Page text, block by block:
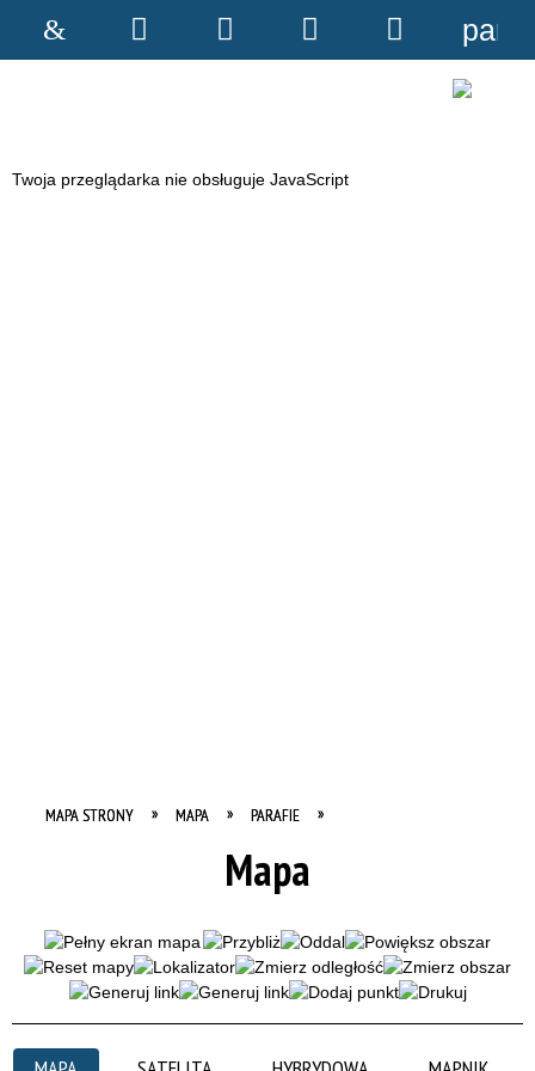
Twoja przeglądarka nie obsługuje JavaScript
MAPA STRONY MAPA PARAFIE
Mapa
StronaWyszukiwarka
Narzędzia
Menu Menu